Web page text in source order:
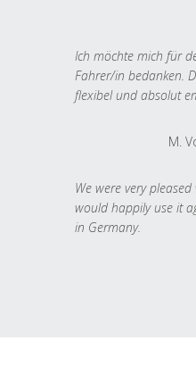
Ich möchte mich für
Fahrer/in bedanken.
flexibel und absolut
M.
We were very
would happily use it
in Germany.